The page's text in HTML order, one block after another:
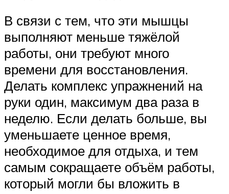
В связи с тем, что эти мышцы
выполняют меньше тяжёлой
работы, они требуют много
времени для восстановления.
Делать комплекс упражнений на
руки один, максимум два раза в
неделю. Если делать больше, вы
уменьшаете ценное время,
необходимое для отдыха, и тем
самым сокращаете объём работы,
который могли бы вложить в